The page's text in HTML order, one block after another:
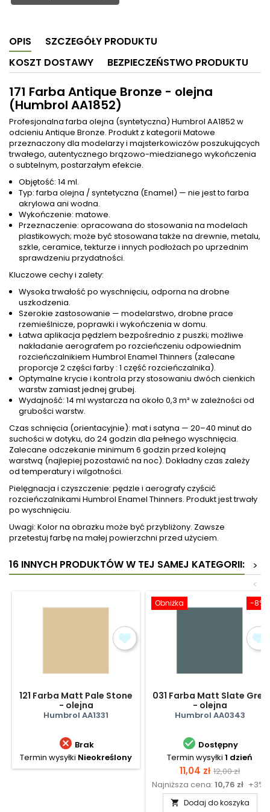
OPIS
SZCZEGÓŁY PRODUKTU
KOSZT DOSTAWY
BEZPIECZEŃSTWO PRODUKTU
171 Farba Antique Bronze - olejna
(Humbrol AA1852)
Profesjonalna farba olejna (syntetyczna) Humbrol AA1852 w
odcieniu Antique Bronze. Produkt z kategorii Matowe
przeznaczony dla modelarzy i majsterkowiczów poszukujących
trwałego, autentycznego brązowo-miedzianego wykończenia
o subtelnym, postarzałym efekcie.
Objętość: 14 ml.
Typ: farba olejna / syntetyczna (Enamel) — nie jest to farba
akrylowa ani wodna.
Wykończenie: matowe.
Przeznaczenie: opracowana do stosowania na modelach
plastikowych; może być stosowana także na drewnie, metalu,
szkle, ceramice, tekturze i innych podłożach po uprzednim
sprawdzeniu przydatności.
Kluczowe cechy i zalety:
Wysoka trwałość po wyschnięciu, odporna na drobne
uszkodzenia.
Szerokie zastosowanie — modelarstwo, drobne prace
rzemieślnicze, poprawki i wykończenia w domu.
Łatwa aplikacja pędzlem bezpośrednio z puszki; możliwe
nakładanie aerografem po rozcieńczeniu odpowiednim
rozcieńczalnikiem Humbrol Enamel Thinners (zalecane
proporcje 2 części farby : 1 część rozcieńczalnika).
Optymalne krycie i kontrola przy stosowaniu dwóch cienkich
warstw zamiast jednej grubej.
Wydajność: 14 ml wystarcza na około 0,3 m² w zależności od
grubości warstw.
Czas schnięcia (orientacyjnie): mat i satyna — 20–40 minut do
suchości w dotyku, do 24 godzin dla pełnego wyschnięcia.
Zalecane odczekanie minimum 6 godzin przed kolejną
warstwą (najlepiej pozostawić na noc). Dokładny czas zależy
od temperatury i wilgotności.
Pielęgnacja i czyszczenie: pędzle i aerografy czyścić
rozcieńczalnikami Humbrol Enamel Thinners. Produkt jest trwały
po wyschnięciu.
Uwagi: Kolor na obrazku może być przybliżony. Zawsze
przetestuj farbę na małej powierzchni przed użyciem.
16 INNYCH PRODUKTÓW W TEJ SAMEJ KATEGORII:
>
<
121 Farba Matt Pale Stone
- olejna
Humbrol AA1331
 Brak
Termin wysyłki Nieokreślony
-8%
Obniżka
031 Farba Matt Slate Grey
- olejna
Humbrol AA0343
 Dostępny
Termin wysyłki 1 dzień
Cena
11,04 zł Cena
12,00 zł
Najniższa cena: 10,76 zł +3%
 Dodaj do koszyka